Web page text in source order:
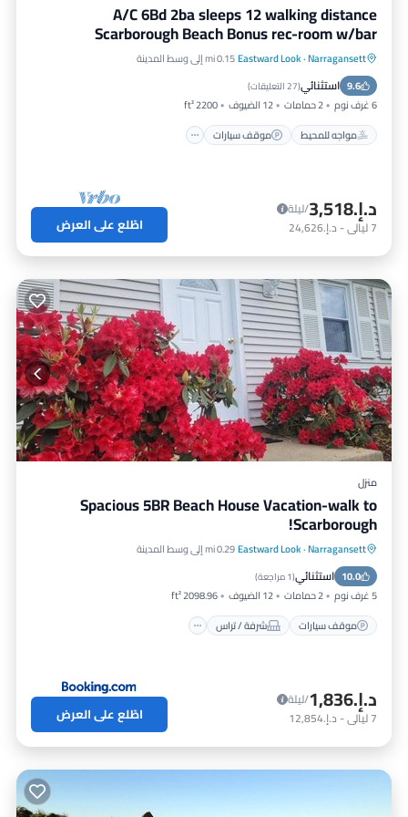
A/C 6Bd 2ba sleeps 12 walking distance
Scarborough Beach Bonus rec-room w/bar
Narragansett
·
Eastward Look0.15 mi إلى وسط المدينة
9.6 استثنائي(27 التعليقات )
6 غرف نوم 2 حمامات 12 الضيوف
2200 ft²
مواجه للمحيط
موقف سيارات
مواجه للمحيط
موقف سيارات
إطلالة على المحيط
د.إ.‏3,518
/ليلة
7ليالي- د.إ.‏24,626 اطّلع على العرض
منزل
Spacious 5BR Beach House Vacation-walk to
Scarborough!
Narragansett
·
Eastward Look0.29 mi إلى وسط المدينة
10.0 استثنائي(1 مراجعة )
5 غرف نوم 2 حمامات 12 الضيوف
2098.96 ft²
موقف سيارات
شرفة / تراس
موقف سيارات شرفة / تراس
مكيف هواء
د.إ.‏1,836
/ليلة
7ليالي- د.إ.‏12,854 اطّلع على العرض